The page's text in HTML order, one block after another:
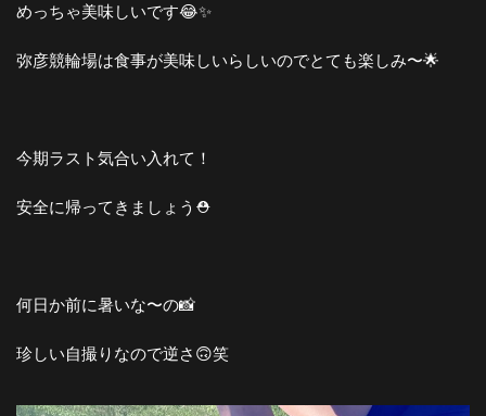
めっちゃ美味しいです😂✨
弥彦競輪場は食事が美味しいらしいのでとても楽しみ〜🌟
今期ラスト気合い入れて！
安全に帰ってきましょう⛑️
何日か前に暑いな〜の📸
珍しい自撮りなので逆さ🙃笑